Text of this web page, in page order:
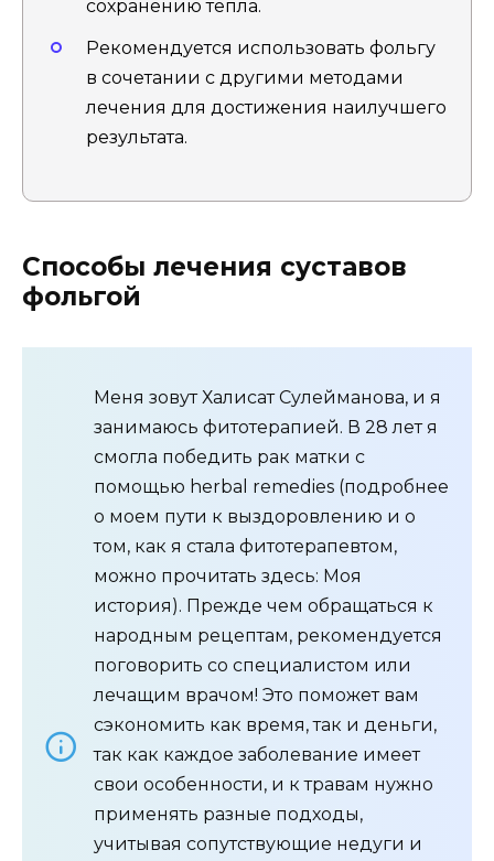
сохранению тепла.
Рекомендуется использовать фольгу
в сочетании с другими методами
лечения для достижения наилучшего
результата.
Способы лечения суставов
фольгой
Меня зовут Халисат Сулейманова, и я
занимаюсь фитотерапией. В 28 лет я
смогла победить рак матки с
помощью herbal remedies (подробнее
о моем пути к выздоровлению и о
том, как я стала фитотерапевтом,
можно прочитать здесь: Моя
история). Прежде чем обращаться к
народным рецептам, рекомендуется
поговорить со специалистом или
лечащим врачом! Это поможет вам
сэкономить как время, так и деньги,
так как каждое заболевание имеет
свои особенности, и к травам нужно
применять разные подходы,
учитывая сопутствующие недуги и